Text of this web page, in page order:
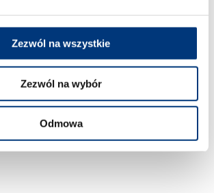
Zezwól na wszystkie
Zezwól na wybór
Odmowa
Programu Edukacyjnego
Zarządzanie Biznesem